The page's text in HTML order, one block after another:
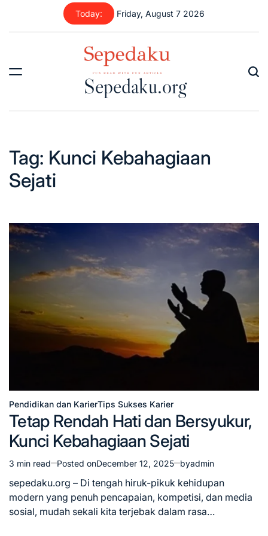
content
Today: Friday, August 7 2026
Sepedaku.org
Tag: Kunci Kebahagiaan
Sejati
Posted
Pendidikan dan KarierTips Sukses Karier
Tetap Rendah Hati dan Bersyukur,
Kunci Kebahagiaan Sejati
Estimated
read
time
3 min read Posted onDecember 12, 2025 byadmin
sepedaku.org – Di tengah hiruk-pikuk kehidupan
modern yang penuh pencapaian, kompetisi, dan media
sosial, mudah sekali kita terjebak dalam rasa…